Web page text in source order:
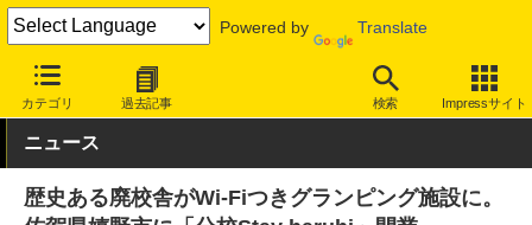
Powered by Translate
カテゴリ 過去記事 検索 Impressサイト
INTERNET Watch トピック ワーケーション
ニュース
歴史ある廃校舎がWi-Fiつきグランピング施設に。